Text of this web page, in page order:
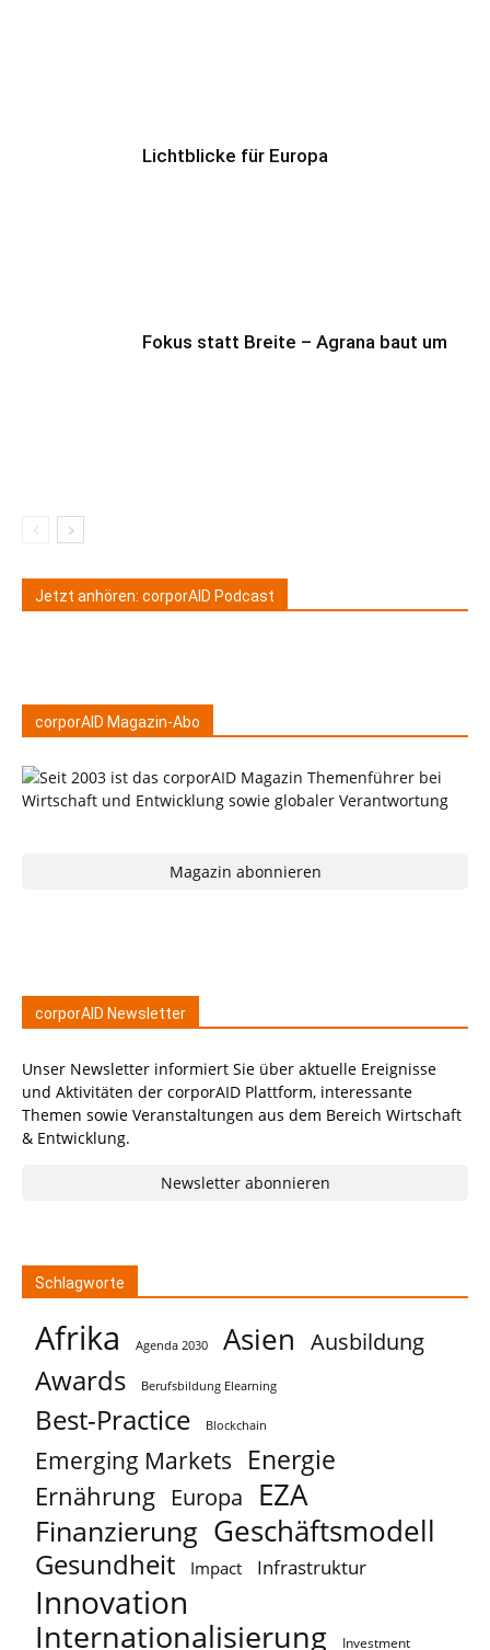
Lichtblicke für Europa
Fokus statt Breite – Agrana baut um
Jetzt anhören: corporAID Podcast
corporAID Magazin-Abo
Magazin abonnieren
corporAID Newsletter
Unser Newsletter informiert Sie über aktuelle Ereignisse
und Aktivitäten der corporAID Plattform, interessante
Themen sowie Veranstaltungen aus dem Bereich Wirtschaft
& Entwicklung.
Newsletter abonnieren
Schlagworte
Afrika Agenda 2030 Asien Ausbildung
Awards Berufsbildung Elearning
Best-Practice Blockchain
Emerging Markets Energie
Ernährung Europa EZA
Finanzierung Geschäftsmodell
Gesundheit Impact Infrastruktur
Innovation
Internationalisierung Investment